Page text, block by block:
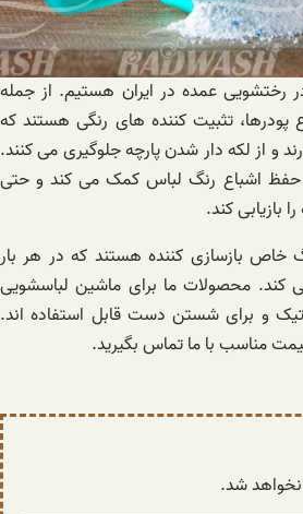
عمده در ایران هستیم. از جمله
تثبیت کننده های رنگی هستند که
و از لکه دار شدن پارچه جلوگیری می کنند.
حفظ اشباع رنگ لباس کمک می کند و حتی
بازیابی کند.
خاص بازسازی کننده هستند که در هر بار
کند. محصولات ما برای ماشین لباسشویی
و برای شستن دست قابل استفاده اند.
مناسب با ما تماس بگیرید.
شد.